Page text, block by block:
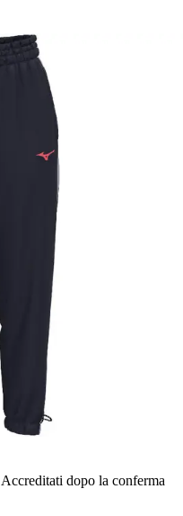
Accreditati dopo la conferma